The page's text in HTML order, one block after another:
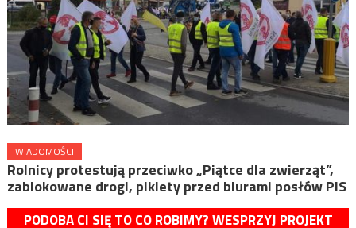
WIADOMOŚCI
Rolnicy protestują przeciwko „Piątce dla zwierząt”,
zablokowane drogi, pikiety przed biurami posłów PiS
PODOBA CI SIĘ TO CO ROBIMY? WESPRZYJ PROJEKT